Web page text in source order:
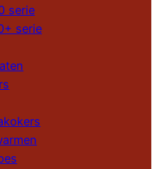
serie
serie